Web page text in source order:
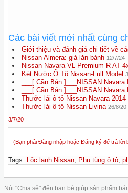
Các bài viết mới nhất cùng
Giới thiệu và đánh giá chi tiết về
Nissan Almera: giá lăn bánh 12/7/24
Nissan Navara VL Premium R AT
Két Nước Ô Tô Nissan-Full Model
___[ Cần Bán ]___NISSAN Navara
___[ Cần Bán ]___NISSAN Navara
Thước lái ô tô Nissan Navara
Thước lái ô tô Nissan Livina 26/8/20
3/7/20
(Bạn phải Đăng nhập hoặc Đăng ký để trả lời
Tags: Lốc lạnh Nissan, Phụ tùng ô tô,
Nút "Chia sẻ" đến bạn bè giúp sản phẩm